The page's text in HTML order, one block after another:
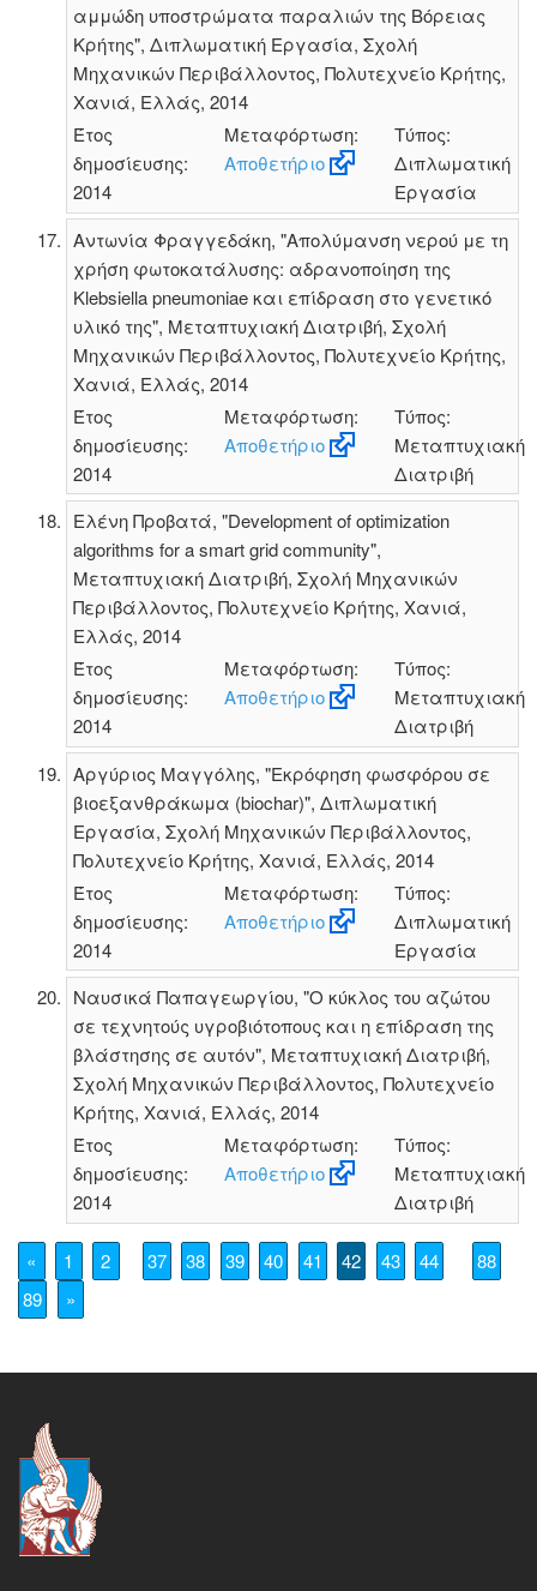
αμμώδη υποστρώματα παραλιών της Βόρειας
Κρήτης", Διπλωματική Εργασία, Σχολή
Μηχανικών Περιβάλλοντος, Πολυτεχνείο Κρήτης,
Χανιά, Ελλάς, 2014
Έτος
δημοσίευσης:
2014
Μεταφόρτωση:
Αποθετήριο
Τύπος:
Διπλωματική
Εργασία
Αντωνία Φραγγεδάκη, "Απολύμανση νερού με τη
χρήση φωτοκατάλυσης: αδρανοποίηση της
Klebsiella pneumoniae και επίδραση στο γενετικό
υλικό της", Μεταπτυχιακή Διατριβή, Σχολή
Μηχανικών Περιβάλλοντος, Πολυτεχνείο Κρήτης,
Χανιά, Ελλάς, 2014
Έτος
δημοσίευσης:
2014
Μεταφόρτωση:
Αποθετήριο
Τύπος:
Μεταπτυχιακή
Διατριβή
Ελένη Προβατά, "Development of optimization
algorithms for a smart grid community",
Μεταπτυχιακή Διατριβή, Σχολή Μηχανικών
Περιβάλλοντος, Πολυτεχνείο Κρήτης, Χανιά,
Ελλάς, 2014
Έτος
δημοσίευσης:
2014
Μεταφόρτωση:
Αποθετήριο
Τύπος:
Μεταπτυχιακή
Διατριβή
Αργύριος Μαγγόλης, "Εκρόφηση φωσφόρου σε
βιοεξανθράκωμα (biochar)", Διπλωματική
Εργασία, Σχολή Μηχανικών Περιβάλλοντος,
Πολυτεχνείο Κρήτης, Χανιά, Ελλάς, 2014
Έτος
δημοσίευσης:
2014
Μεταφόρτωση:
Αποθετήριο
Τύπος:
Διπλωματική
Εργασία
Ναυσικά Παπαγεωργίου, "Ο κύκλος του αζώτου
σε τεχνητούς υγροβιότοπους και η επίδραση της
βλάστησης σε αυτόν", Μεταπτυχιακή Διατριβή,
Σχολή Μηχανικών Περιβάλλοντος, Πολυτεχνείο
Κρήτης, Χανιά, Ελλάς, 2014
Έτος
δημοσίευσης:
2014
Μεταφόρτωση:
Αποθετήριο
Τύπος:
Μεταπτυχιακή
Διατριβή
« 1 2 37 38 39 40 41 42 43 44
88
89
»